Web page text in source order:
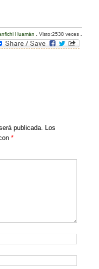
Huamán Visto:2538 veces
publicada. Los
*